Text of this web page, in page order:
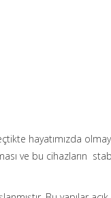
hayatımızda
ve bu cihazların